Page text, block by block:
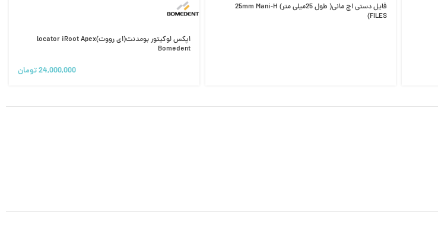
فایل دستی اچ مانی( طول 25میلی متر) 25mm Mani-H
FILES)
اپکس لوکیتور بومدنت(ای رووت)locator iRoot Apex
Bomedent
24,000,000تومان